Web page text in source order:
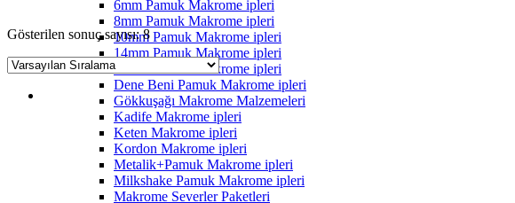
6mm Pamuk Makrome ipleri
8mm Pamuk Makrome ipleri
10mm Pamuk Makrome ipleri
14mm Pamuk Makrome ipleri
20mm Pamuk Makrome ipleri
Dene Beni Pamuk Makrome ipleri
Gökkuşağı Makrome Malzemeleri
Kadife Makrome ipleri
Keten Makrome ipleri
Kordon Makrome ipleri
Metalik+Pamuk Makrome ipleri
Milkshake Pamuk Makrome ipleri
Makrome Severler Paketleri
Gösterilen sonuç sayısı: 8